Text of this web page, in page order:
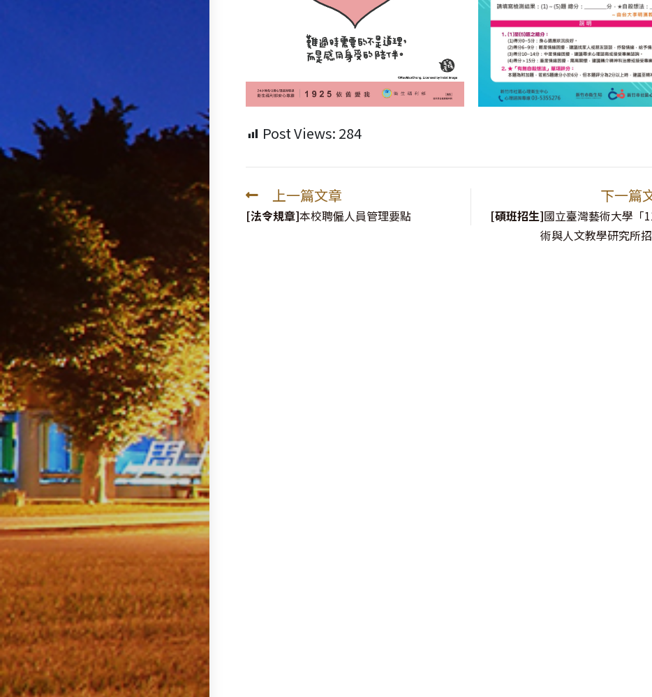
Post Views: 284
Read
more
上一篇文章
[法令規章]本校聘僱人員管理要點
下一篇
[碩班招生]國立臺灣藝術大學「
術與人文教學研究所招